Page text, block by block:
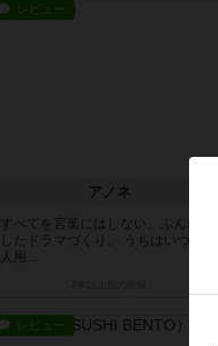
レビュー
アノネ
すべてを言葉にはしない、ふんわり
したドラマづくり。 うちはいつも２
人用...
レビュー